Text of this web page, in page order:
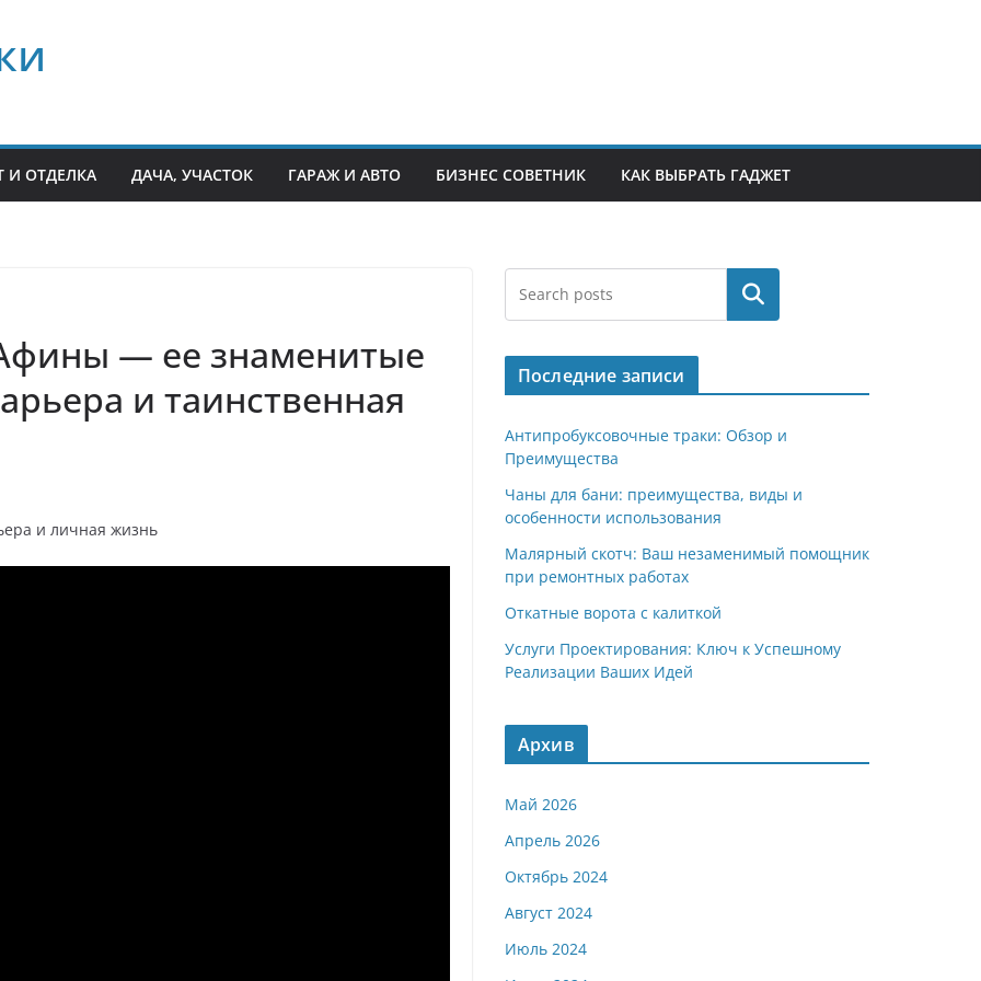
И ОТДЕЛКА ДАЧА, УЧАСТОК ГАРАЖ И АВТО БИЗНЕС СОВЕТНИК КАК ВЫБРАТЬ ГАДЖЕТ
— ее знаменитые
и таинственная
Поиск
Последние записи
Антипробуксовочные траки: Обзор и
Преимущества
Чаны для бани: преимущества, виды и
особенности использования
Малярный скотч: Ваш незаменимый помощник
при ремонтных работах
Откатные ворота с калиткой
Услуги Проектирования: Ключ к Успешному
Реализации Ваших Идей
Архив
Май 2026
Апрель 2026
Октябрь 2024
Август 2024
Июль 2024